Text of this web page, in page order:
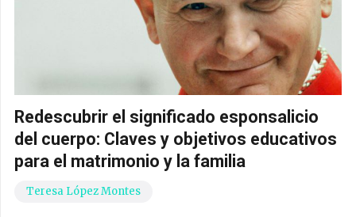
Redescubrir el significado esponsalicio
del cuerpo: Claves y objetivos educativos
para el matrimonio y la familia
Teresa López Montes